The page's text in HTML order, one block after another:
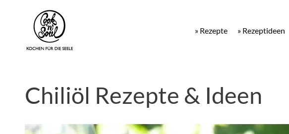
» Rezeptideen
» Rezepte
Chiliöl Rezepte & Ideen